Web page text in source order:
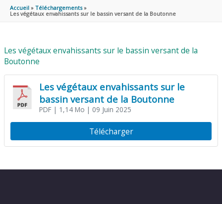
PRINCIPAL
Accueil
Téléchargements
Les végétaux envahissants sur le bassin versant de la Boutonne
Les végétaux envahissants sur le bassin versant de la
Boutonne
Les végétaux envahissants sur le
bassin versant de la Boutonne
PDF| 1,14 Mo | 09 Juin 2025
Télécharger